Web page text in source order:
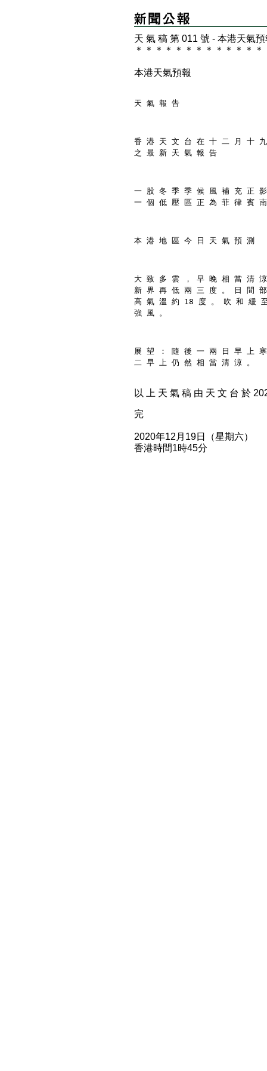
天 氣 稿 第 011 號 - 本港天氣
＊
＊ ＊ ＊ ＊ ＊ ＊ ＊ ＊ ＊ ＊ ＊ ＊
本港天氣預報
天 氣 報 告
香 港 天 文 台 在 十 二 月 十
之 最 新 天 氣 報 告
一 股 冬 季 季 候 風 補 充 正
一 個 低 壓 區 正 為 菲 律 賓
本 港 地 區 今 日 天 氣 預 測
大 致 多 雲 ， 早 晚 相 當 清
新 界 再 低 兩 三 度 。 日 間
高 氣 溫 約 18 度 。 吹 和 緩
強 風 。
展 望 ： 隨 後 一 兩 日 早 上
二 早 上 仍 然 相 當 清 涼 。
以 上 天 氣 稿 由 天 文 台 於
完
2020年12月19日（星期六）
香港時間1時45分